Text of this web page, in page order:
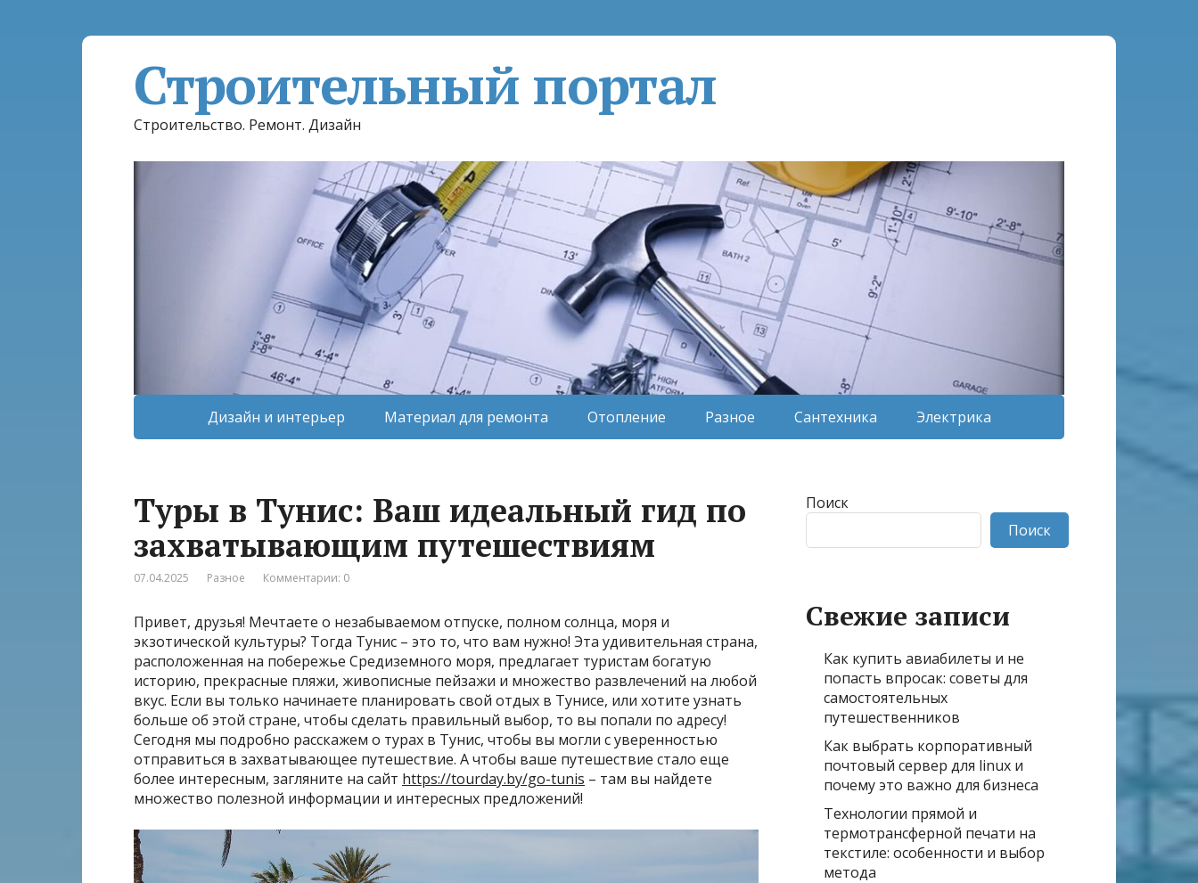
Строительный портал
Строительство. Ремонт. Дизайн
Дизайн и интерьер Материал для ремонта Отопление Разное Сантехника Электрика
Туры в Тунис: Ваш идеальный гид по
захватывающим путешествиям
07.04.2025 Разное Комментарии: 0
Привет, друзья! Мечтаете о незабываемом отпуске, полном солнца, моря и
экзотической культуры? Тогда Тунис – это то, что вам нужно! Эта удивительная страна,
расположенная на побережье Средиземного моря, предлагает туристам богатую
историю, прекрасные пляжи, живописные пейзажи и множество развлечений на любой
вкус. Если вы только начинаете планировать свой отдых в Тунисе, или хотите узнать
больше об этой стране, чтобы сделать правильный выбор, то вы попали по адресу!
Сегодня мы подробно расскажем о турах в Тунис, чтобы вы могли с уверенностью
отправиться в захватывающее путешествие. А чтобы ваше путешествие стало еще
более интересным, загляните на сайт https://tourday.by/go-tunis – там вы найдете
множество полезной информации и интересных предложений!
Поиск
Поиск
Свежие записи
Как купить авиабилеты и не
попасть впросак: советы для
самостоятельных
путешественников
Как выбрать корпоративный
почтовый сервер для linux и
почему это важно для бизнеса
Технологии прямой и
термотрансферной печати на
текстиле: особенности и выбор
метода